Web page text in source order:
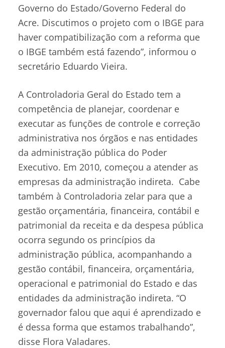
Governo do Estado/Governo Federal do
Acre. Discutimos o projeto com o IBGE para
haver compatibilização com a reforma que
o IBGE também está fazendo”, informou o
secretário Eduardo Vieira.
A Controladoria Geral do Estado tem a
competência de planejar, coordenar e
executar as funções de controle e correção
administrativa nos órgãos e nas entidades
da administração pública do Poder
Executivo. Em 2010, começou a atender as
empresas da administração indireta. Cabe
também à Controladoria zelar para que a
gestão orçamentária, financeira, contábil e
patrimonial da receita e da despesa pública
ocorra segundo os princípios da
administração pública, acompanhando a
gestão contábil, financeira, orçamentária,
operacional e patrimonial do Estado e das
entidades da administração indireta. “O
governador falou que aqui é aprendizado e
é dessa forma que estamos trabalhando”,
disse Flora Valadares.